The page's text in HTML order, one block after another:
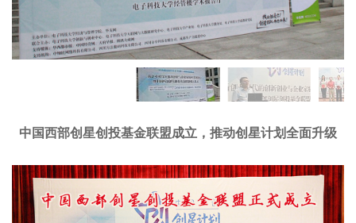
中国西部创星创投基金联盟成立，推动创星计划全面升级